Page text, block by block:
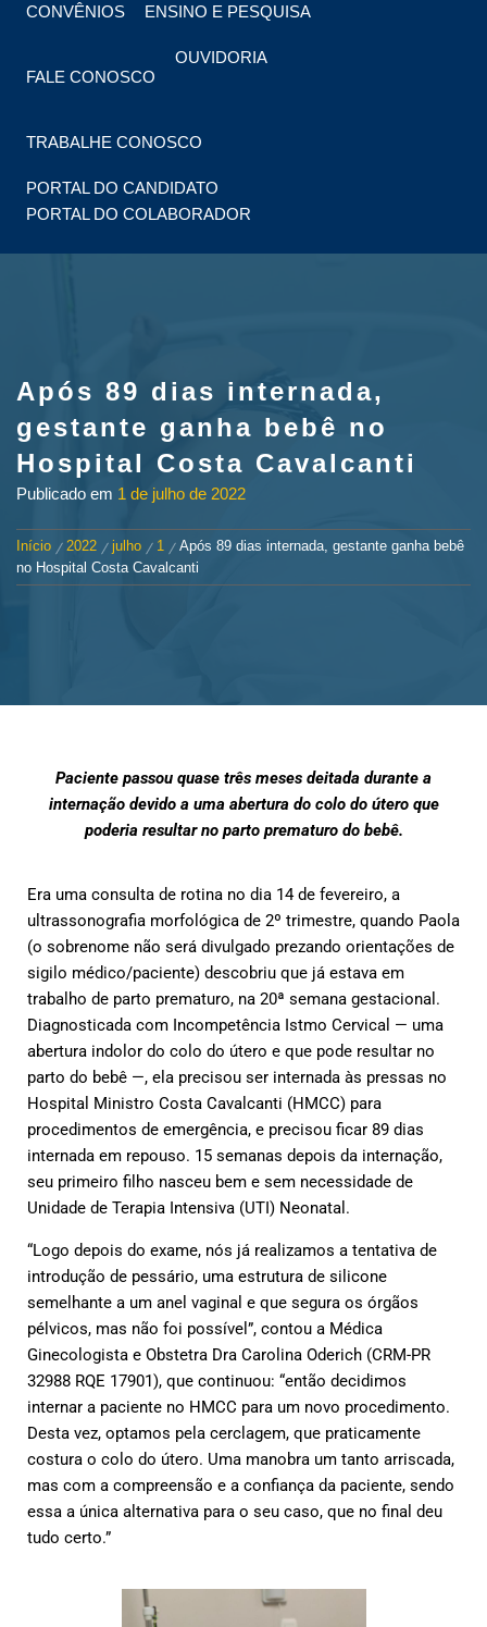
CONVÊNIOS ENSINO E PESQUISA
FALE CONOSCO
OUVIDORIA
TRABALHE CONOSCO
PORTAL DO CANDIDATO
PORTAL DO COLABORADOR
Após 89 dias internada,
gestante ganha bebê no
Hospital Costa Cavalcanti
Publicado em 1 de julho de 2022
Início 2022 julho 1
Após 89 dias internada, gestante ganha bebê
no Hospital Costa Cavalcanti
Paciente passou quase três meses deitada durante a
internação devido a uma abertura do colo do útero que
poderia resultar no parto prematuro do bebê.
Era uma consulta de rotina no dia 14 de fevereiro, a
ultrassonografia morfológica de 2º trimestre, quando Paola
(o sobrenome não será divulgado prezando orientações de
sigilo médico/paciente) descobriu que já estava em
trabalho de parto prematuro, na 20ª semana gestacional.
Diagnosticada com Incompetência Istmo Cervical — uma
abertura indolor do colo do útero e que pode resultar no
parto do bebê —, ela precisou ser internada às pressas no
Hospital Ministro Costa Cavalcanti (HMCC) para
procedimentos de emergência, e precisou ficar 89 dias
internada em repouso. 15 semanas depois da internação,
seu primeiro filho nasceu bem e sem necessidade de
Unidade de Terapia Intensiva (UTI) Neonatal.
“Logo depois do exame, nós já realizamos a tentativa de
introdução de pessário, uma estrutura de silicone
semelhante a um anel vaginal e que segura os órgãos
pélvicos, mas não foi possível”, contou a Médica
Ginecologista e Obstetra Dra Carolina Oderich (CRM-PR
32988 RQE 17901), que continuou: “então decidimos
internar a paciente no HMCC para um novo procedimento.
Desta vez, optamos pela cerclagem, que praticamente
costura o colo do útero. Uma manobra um tanto arriscada,
mas com a compreensão e a confiança da paciente, sendo
essa a única alternativa para o seu caso, que no final deu
tudo certo.”